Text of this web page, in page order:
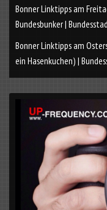
Bonner Linktipps am
Bundesbunker |
Bonner Linktipps am
ein Hasenkuchen) |